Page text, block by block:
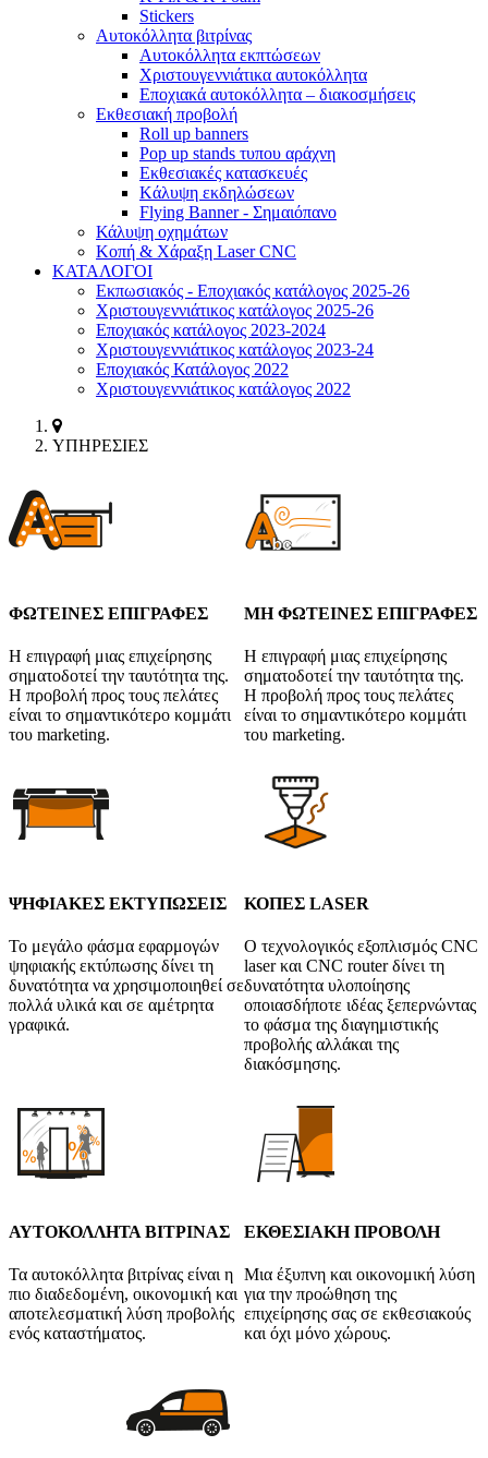
Stickers
Αυτοκόλλητα βιτρίνας
Αυτοκόλλητα εκπτώσεων
Xριστουγεννιάτικα αυτοκόλλητα
Εποχιακά αυτοκόλλητα – διακοσμήσεις
Εκθεσιακή προβολή
Roll up banners
Pop up stands τυπου αράχνη
Εκθεσιακές κατασκευές
Kάλυψη εκδηλώσεων
Flying Banner - Σημαιόπανο
Κάλυψη οχημάτων
Κοπή & Χάραξη Laser CNC
ΚΑΤΑΛΟΓΟΙ
Εκπωσιακός - Εποχιακός κατάλογος 2025-26
Χριστουγεννιάτικος κατάλογος 2025-26
Εποχιακός κατάλογος 2023-2024
Χριστουγεννιάτικος κατάλογος 2023-24
Εποχιακός Κατάλογος 2022
Χριστουγεννιάτικος κατάλογος 2022
ΥΠΗΡΕΣΙΕΣ
ΦΩΤΕΙΝΕΣ ΕΠΙΓΡΑΦΕΣ
Η επιγραφή μιας επιχείρησης
σηματοδοτεί την ταυτότητα της.
Η προβολή προς τους πελάτες
είναι το σημαντικότερο κομμάτι
του marketing.
ΜΗ ΦΩΤΕΙΝΕΣ ΕΠΙΓΡΑΦΕΣ
Η επιγραφή μιας επιχείρησης
σηματοδοτεί την ταυτότητα της.
Η προβολή προς τους πελάτες
είναι το σημαντικότερο κομμάτι
του marketing.
ΨΗΦΙΑΚΕΣ ΕΚΤΥΠΩΣΕΙΣ
Το μεγάλο φάσμα εφαρμογών
ψηφιακής εκτύπωσης δίνει τη
δυνατότητα να χρησιμοποιηθεί σε
πολλά υλικά και σε αμέτρητα
γραφικά.
ΚΟΠΕΣ LASER
Ο τεχνολογικός εξοπλισμός CNC
laser και CNC router δίνει τη
δυνατότητα υλοποίησης
οποιασδήποτε ιδέας ξεπερνώντας
το φάσμα της διαγημιστικής
προβολής αλλάκαι της
διακόσμησης.
ΑΥΤΟΚΟΛΛΗΤΑ ΒΙΤΡΙΝΑΣ
Τα αυτοκόλλητα βιτρίνας είναι η
πιο διαδεδομένη, οικονομική και
αποτελεσματική λύση προβολής
ενός καταστήματος.
ΕΚΘΕΣΙΑΚΗ ΠΡΟΒΟΛΗ
Μια έξυπνη και οικονομική λύση
για την προώθηση της
επιχείρησης σας σε εκθεσιακούς
και όχι μόνο χώρους.